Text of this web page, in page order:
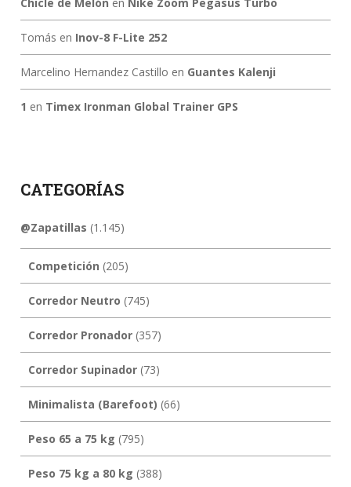
Tomás en Inov-8 F-Lite 252
Marcelino Hernandez Castillo en Guantes Kalenji
1 en Timex Ironman Global Trainer GPS
CATEGORÍAS
@Zapatillas (1.145)
Competición (205)
Corredor Neutro (745)
Corredor Pronador(357)
Corredor Supinador(73)
Minimalista (Barefoot) (66)
Peso 65 a 75 kg (795)
Peso 75 kg a 80 kg (388)